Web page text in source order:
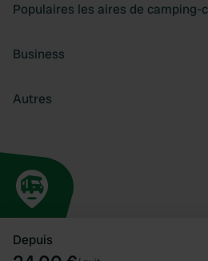
Depuis
Populaires les aires de camping-
Business
Autres